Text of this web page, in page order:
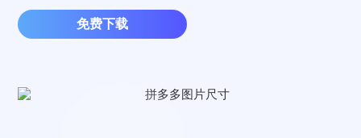
免费下载